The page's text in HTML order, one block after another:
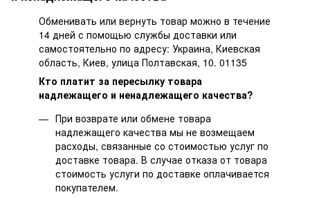
Обменивать или вернуть товар можно в течение
14 дней с помощью службы доставки или
самостоятельно по адресу: Украина, Киевская
область, Киев, улица Полтавская, 10. 01135
Кто платит за пересылку товара
надлежащего и ненадлежащего качества?
При возврате или обмене товара
надлежащего качества мы не возмещаем
расходы, связанные со стоимостью услуг по
доставке товара. В случае отказа от товара
стоимость услуги по доставке оплачивается
покупателем.